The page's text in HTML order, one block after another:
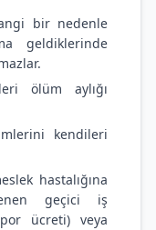
bir nedenle
geldiklerinde
ölüm aylığı
kendileri
hastalığına
geçici iş
ücreti) veya